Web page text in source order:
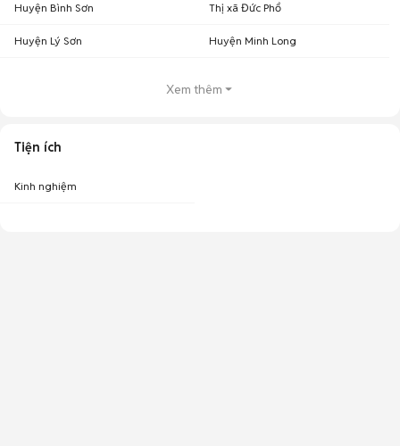
Huyện Bình Sơn Thị xã Đức Phổ
Huyện Lý Sơn Huyện Minh Long
Xem thêm
Tiện ích
Kinh nghiệm